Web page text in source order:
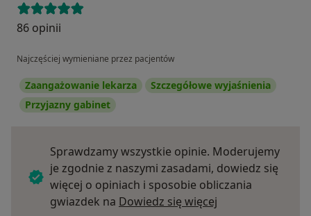
86 opinii
Najczęściej wymieniane przez pacjentów
Zaangażowanie lekarza
Szczegółowe wyjaśnienia
Przyjazny gabinet
Sprawdzamy wszystkie opinie. Moderujemy
je zgodnie z naszymi zasadami, dowiedz się
więcej o opiniach i sposobie obliczania
gwiazdek na Dowiedz się więcej